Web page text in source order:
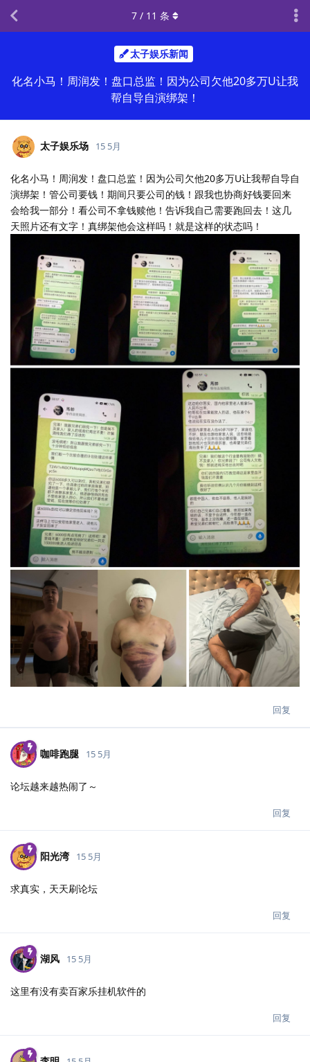
太子娱乐新闻
化名小马！周润发！盘口总监！因为公司欠他20多万U让我
帮自导自演绑架！
7 / 11 条
太子娱乐场 15 5月
化名小马！周润发！盘口总监！因为公司欠他20多万U让我帮自导自
演绑架！管公司要钱！期间只要公司的钱！跟我也协商好钱要回来
会给我一部分！看公司不拿钱赎他！告诉我自己需要跑回去！这几
天照片还有文字！真绑架他会这样吗！就是这样的状态吗！
回复
咖啡跑腿 15 5月
论坛越来越热闹了～
回复
阳光湾 15 5月
求真实，天天刷论坛
回复
湖风 15 5月
这里有没有卖百家乐挂机软件的
回复